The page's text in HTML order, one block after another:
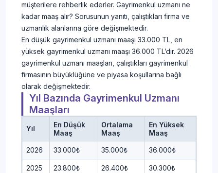
müşterilere rehberlik ederler. Gayrimenkul uzmanı ne
kadar maaş alır? Sorusunun yanıtı, çalıştıkları firma ve
uzmanlık alanlarına göre değişmektedir.
En düşük gayrimenkul uzmanı maaşı 33.000 TL, en
yüksek gayrimenkul uzmanı maaşı 36.000 TL’dir. 2026
gayrimenkul uzmanı maaşları, çalıştıkları gayrimenkul
firmasının büyüklüğüne ve piyasa koşullarına bağlı
olarak değişmektedir.
Yıl Bazında Gayrimenkul Uzmanı
Maaşları
Yıl
En Düşük
Maaş
Ortalama
Maaş
En Yüksek
Maaş
2026 33.000₺ 35.000₺ 36.000₺
2025 23.800₺ 26.400₺ 30.300₺